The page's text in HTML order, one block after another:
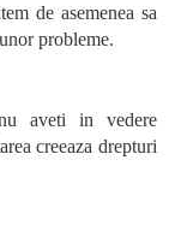
de asemenea sa
probleme.
aveti in vedere
creeaza drepturi